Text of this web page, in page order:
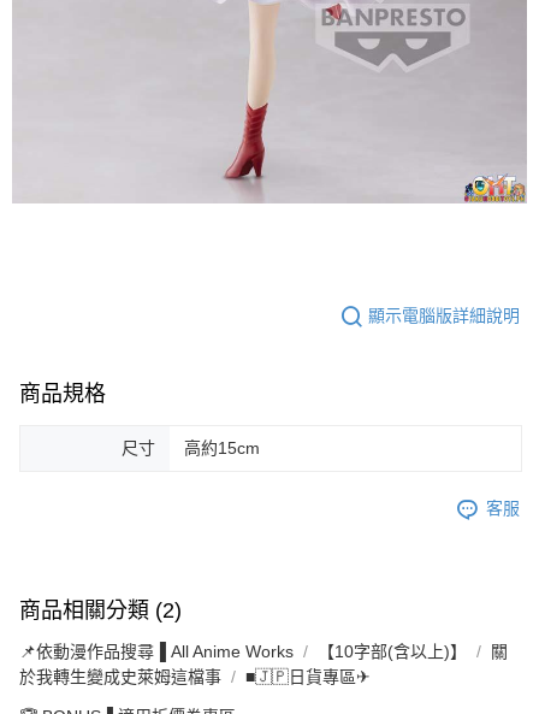
顯示電腦版詳細說明
商品規格
尺寸 高約15cm
客服
商品相關分類 (2)
📌依動漫作品搜尋▐ All Anime Works 【10字部(含以上)】
關
於我轉生變成史萊姆這檔事
■🇯🇵日貨專區✈